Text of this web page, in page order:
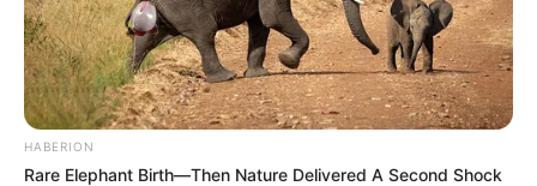
HABERION
Rare Elephant Birth—Then Nature Delivered A Second Shock